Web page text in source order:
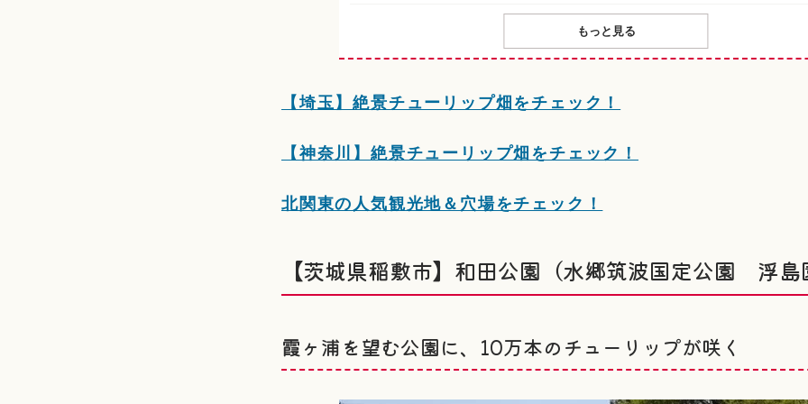
もっと見る
【埼玉】絶景チューリップ畑をチェック！
【神奈川】絶景チューリップ畑をチェック！
北関東の人気観光地＆穴場をチェック！
【茨城県稲敷市】和田公園（水郷筑波国定公園 浮島
霞ヶ浦を望む公園に、10万本のチューリップが咲く